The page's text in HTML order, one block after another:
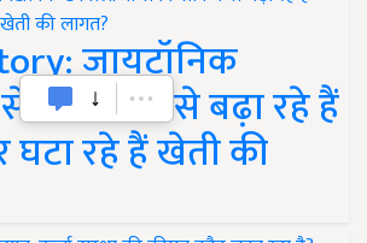
जायटॉनिक
किसान कैसे बढ़ा रहे हैं
घटा रहे हैं खेती की